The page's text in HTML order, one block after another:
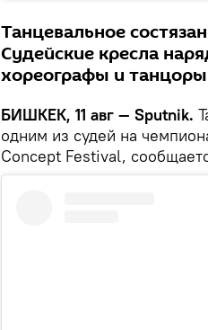
Танцевальное
Судейские кресла
хореографы и
БИШКЕК, 11 авг — Sputnik.
одним из судей на
Concept Festival,